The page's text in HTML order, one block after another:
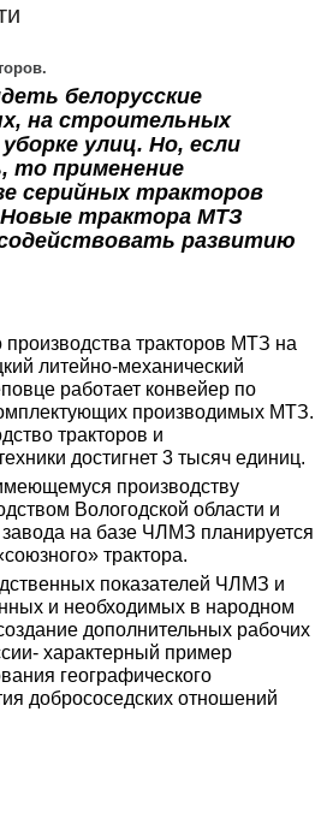
белорусские
на строительных
улиц. Но, если
то применение
серийных тракторов
трактора МТЗ
развитию
тракторов МТЗ на
литейно-механический
работает конвейер по
производимых МТЗ.
тракторов и
достигнет 3 тысяч единиц.
производству
Вологодской области и
завода на базе ЧЛМЗ планируется
трактора.
показателей ЧЛМЗ и
и необходимых в народном
дополнительных рабочих
характерный пример
географического
добрососедских отношений